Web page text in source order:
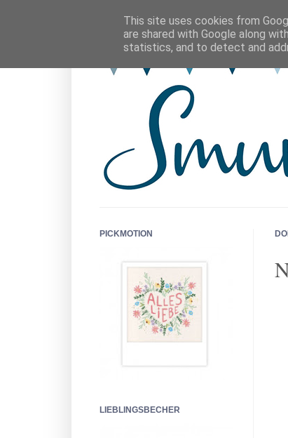
PICKMOTION
LIEBLINGSBECHER
This site uses cookies from
are shared with Google along
statistics, and to detect and